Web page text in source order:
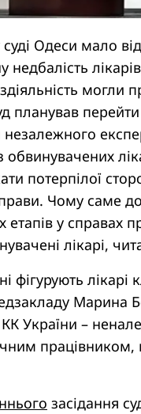
Одеси мало
могли
планував
незалежного
потерпілої
Чому саме
у справах
лікарі,
лікарі
Марина
України –
засідання